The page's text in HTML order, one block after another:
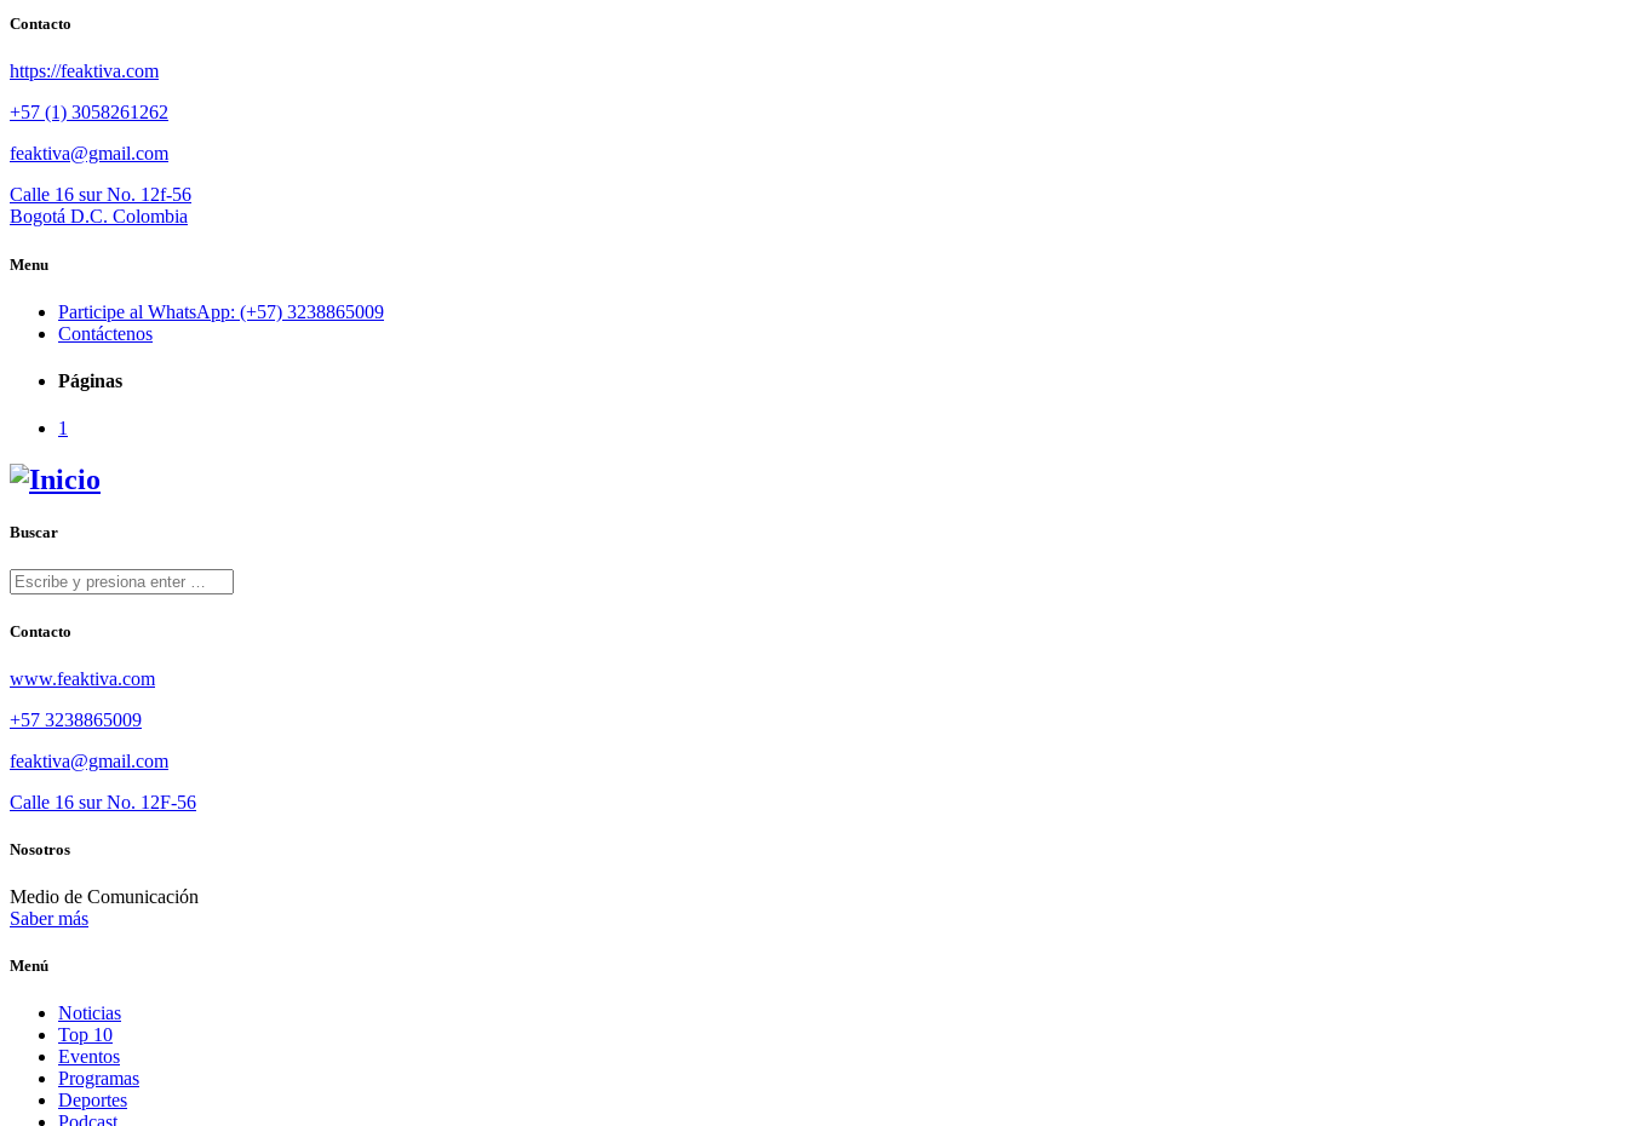
Contacto
https://feaktiva.com
+57 (1) 3058261262
feaktiva@gmail.com
Calle 16 sur No. 12f-56
Bogotá D.C. Colombia
Menu
Participe al WhatsApp: (+57) 3238865009
Contáctenos
Páginas
1
Buscar
Contacto
www.feaktiva.com
+57 3238865009
feaktiva@gmail.com
Calle 16 sur No. 12F-56
Nosotros
Medio de Comunicación
Saber más
Menú
Noticias
Top 10
Eventos
Programas
Deportes